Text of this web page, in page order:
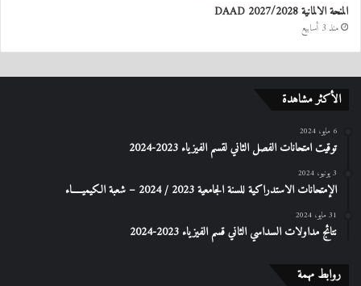
المنحة الالمانية DAAD 2027/2028
منذ 3 أسابيع
الأكثر مشاهدة
6 مايو، 2024
توقيت امتحانات الفصل الثاني لقسم الفيزياء 2023-2024
3 يونيو، 2024
الإمتحانات الاستدراكیة للسنة الجامعیة 2023 / 2024 – شعبة الكیمیـــــاء
31 مايو، 2024
نتائج مداولات السداسي الثاني قسم الفيزياء 2023-2024
روابط مهمة